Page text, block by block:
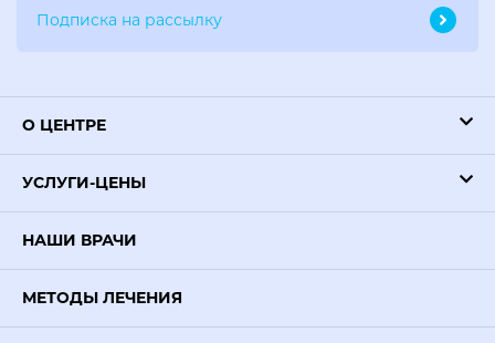
О ЦЕНТРЕ
УСЛУГИ-ЦЕНЫ
НАШИ ВРАЧИ
МЕТОДЫ ЛЕЧЕНИЯ